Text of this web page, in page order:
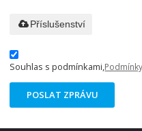
Příslušenství
Souhlas s podmínkami,
POSLAT ZPRÁVU